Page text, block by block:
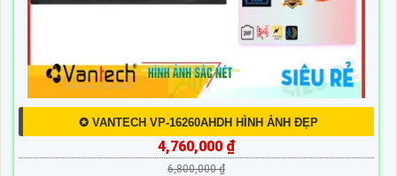
✪ VANTECH VP-16260AHDH HÌNH ẢNH ĐẸP
4,760,000 ₫
6,800,000 ₫